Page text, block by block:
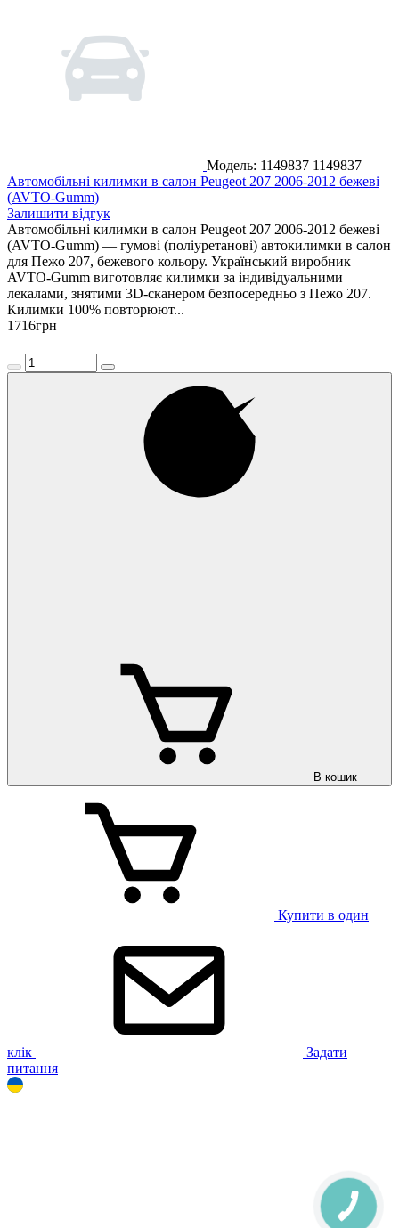
Модель: 1149837 1149837
Автомобільні килимки в салон Peugeot 207 2006-2012 бежеві
(AVTO-Gumm)
Залишити відгук
Автомобільні килимки в салон Peugeot 207 2006-2012 бежеві
(AVTO-Gumm) — гумові (поліуретанові) автокилимки в салон
для Пежо 207, бежевого кольору. Український виробник
AVTO-Gumm виготовляє килимки за індивідуальними
лекалами, знятими 3D-сканером безпосередньо з Пежо 207.
Килимки 100% повторюют...
1716грн
В кошик
Купити в один
клік
Задати
питання